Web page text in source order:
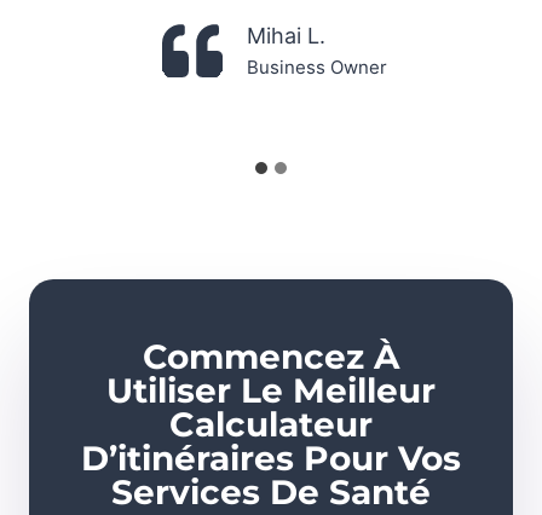
Mihai L.
Business Owner
Commencez À
Utiliser Le Meilleur
Calculateur
D’itinéraires Pour Vos
Services De Santé